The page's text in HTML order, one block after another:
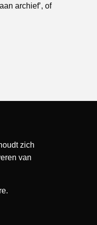
archief’, of
zich
van